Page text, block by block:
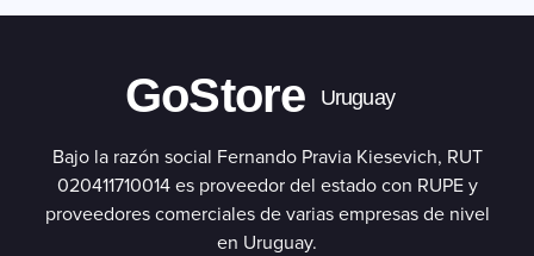
GoStore Uruguay
Bajo la razón social Fernando Pravia Kiesevich, RUT
020411710014 es proveedor del estado con RUPE y
proveedores comerciales de varias empresas de nivel
en Uruguay.